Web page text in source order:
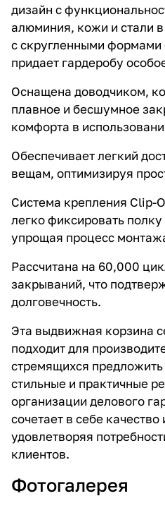
дизайн с
алюминия, кожи и стали
с скругленными
придает гардеробу
Оснащена доводчиком,
плавное и бесшумное
комфорта в
Обеспечивает легкий
вещам, оптимизируя
Система крепления Clip-
легко фиксировать
упрощая процесс
Рассчитана на 60,000
закрываний, что
долговечность.
Эта выдвижная корзина
подходит для
стремящихся
стильные и практичные
организации делового
сочетает в себе
удовлетворяя
клиентов.
Фотогалерея